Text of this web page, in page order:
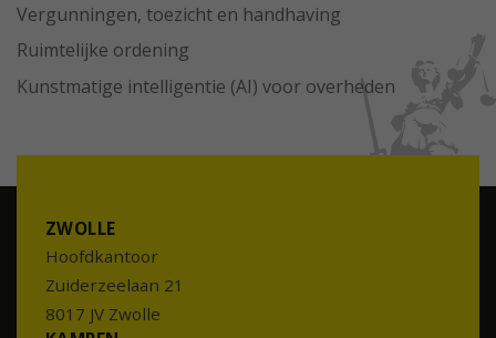
Vergunningen, toezicht en handhaving
Ruimtelijke ordening
Kunstmatige intelligentie (AI) voor overheden
ZWOLLE
Hoofdkantoor
Zuiderzeelaan 21
8017 JV Zwolle